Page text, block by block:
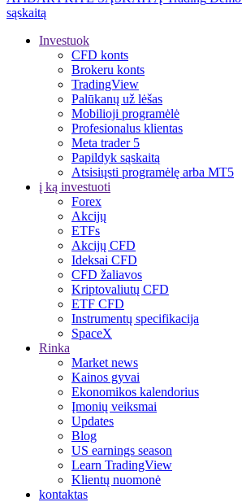
sąskaitą
Investuok
CFD konts
Brokeru konts
TradingView
Palūkanų už lėšas
Mobilioji programėlė
Profesionalus klientas
Meta trader 5
Papildyk sąskaitą
Atsisiųsti programėlę arba MT5
į ką investuoti
Forex
Akcijų
ETFs
Akcijų CFD
Ideksai CFD
CFD žaliavos
Kriptovaliutų CFD
ETF CFD
Instrumentų specifikacija
SpaceX
Rinka
Market news
Kainos gyvai
Ekonomikos kalendorius
Įmonių veiksmai
Updates
Blog
US earnings season
Learn TradingView
Klientų nuomonė
kontaktas